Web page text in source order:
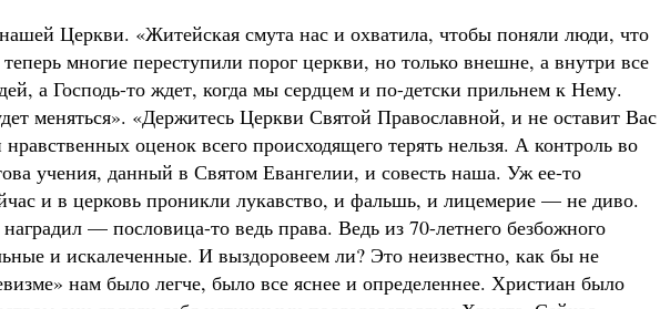
Церкви. «Житейская смута нас и охватила, чтобы поняли люди, что
многие переступили порог церкви, но только внешне, а внутри все
а Господь-то ждет, когда мы сердцем и по-детски прильнем к Нему.
меняться». «Держитесь Церкви Святой Православной, и не оставит Вас
оценок всего происходящего терять нельзя. А контроль во
учения, данный в Святом Евангелии, и совесть наша. Уж ее-то
и в церковь проникли лукавство, и фальшь, и лицемерие — не диво.
— пословица-то ведь права. Ведь из 70-летнего безбожного
и искалеченные. И выздоровеем ли? Это неизвестно, как бы не
нам было легче, было все яснее и определеннее. Христиан было